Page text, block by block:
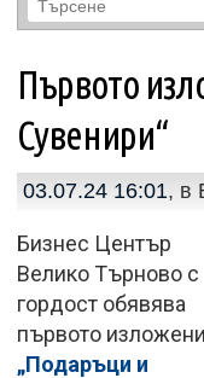
Първото
Сувенири“
03.07.24 16:01, в
Бизнес Център
Велико Търново с
гордост обявява
първото
„Подаръци и